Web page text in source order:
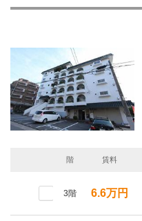
階 賃料
3階 6.6万円